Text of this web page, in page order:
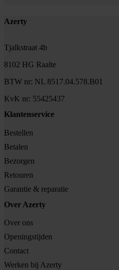
Footer
Azerty
Tjalkstraat 4b
8102 HG Raalte
BTW nr: NL 8517.04.578.B01
KvK nr: 55425437
Klantenservice
Bestellen
Betalen
Bezorgen
Retouren
Garantie & reparatie
Over Azerty
Over ons
Openingstijden
Contact
Werken bij Azerty